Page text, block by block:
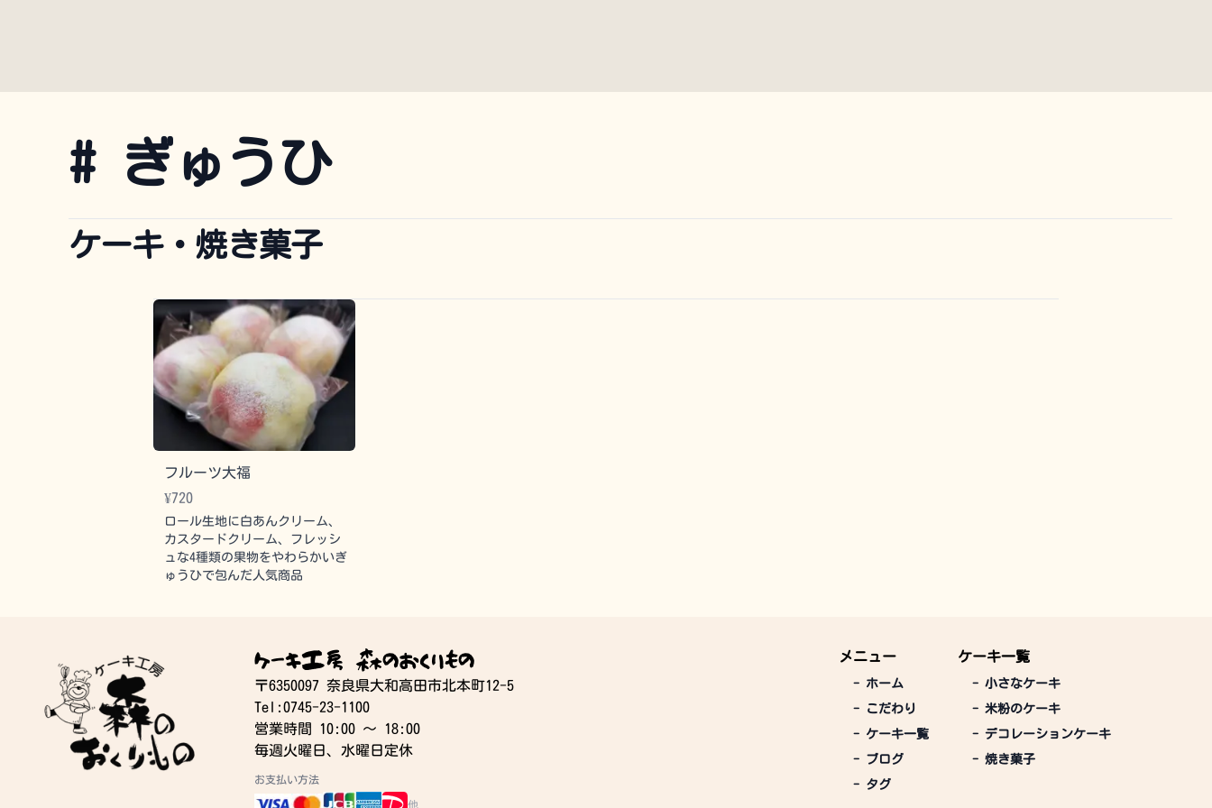
# ぎゅうひ
ケーキ・焼き菓子
フルーツ大福
¥720
ロール生地に白あんクリーム、
カスタードクリーム、フレッシ
ュな4種類の果物をやわらかいぎ
ゅうひで包んだ人気商品
ケーキ工房 森のおくりもの
〒6350097 奈良県大和高田市北本町12-5
Tel:0745-23-1100
営業時間 10:00 〜 18:00
毎週火曜日、水曜日定休
お支払い方法
他
メニュー
- ホーム
-
こだわり
- ケーキ一覧
- ブログ
- タグ
ケーキ一覧
- 小さなケーキ
- 米粉のケーキ
- デコレーションケーキ
- 焼き菓子